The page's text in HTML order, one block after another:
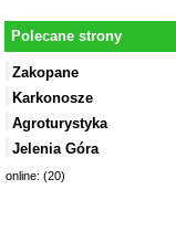
Polecane strony
Zakopane
Karkonosze
Agroturystyka
Jelenia Góra
online: (20)